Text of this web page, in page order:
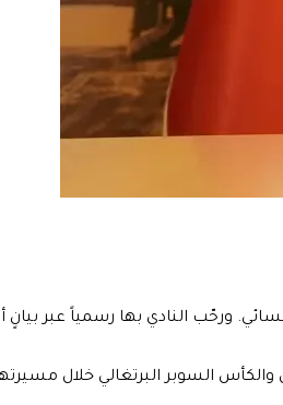
السوبر البرتغالي خلال